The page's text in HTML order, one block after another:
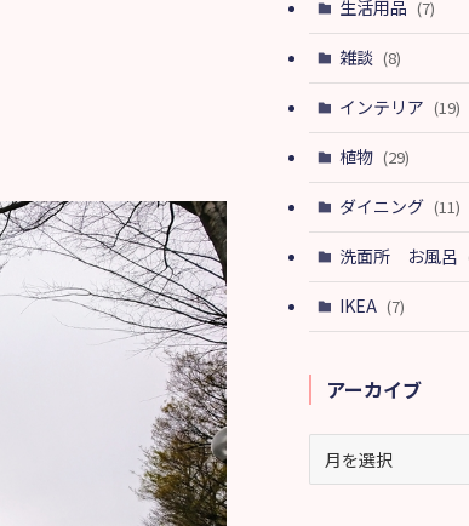
生活用品 (7)
雑談 (8)
インテリア (19)
植物 (29)
ダイニング (11)
洗面所 お風呂
IKEA (7)
アーカイブ